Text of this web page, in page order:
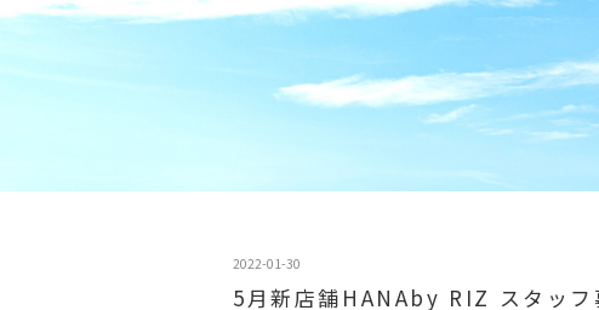
2022-01-30
5月新店舗HANAby RIZ スタッフ